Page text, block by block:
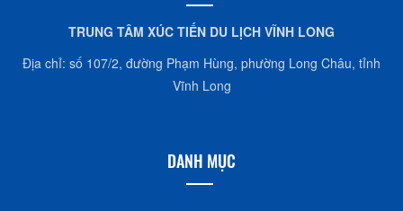
TRUNG TÂM XÚC TIẾN DU LỊCH VĨNH LONG
Địa chỉ: số 107/2, đường Phạm Hùng, phường Long Châu, tỉnh
Vĩnh Long
DANH MỤC